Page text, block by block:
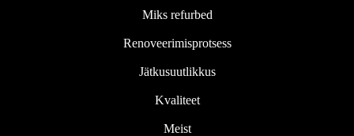
Miks refurbed
Renoveerimisprotsess
Jätkusuutlikkus
Kvaliteet
Meist